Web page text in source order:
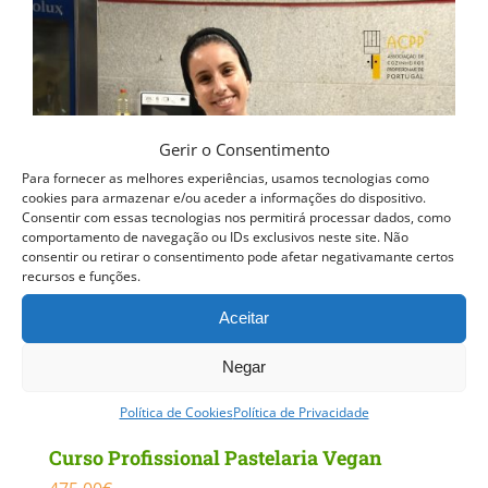
Gerir o Consentimento
Para fornecer as melhores experiências, usamos tecnologias como
cookies para armazenar e/ou aceder a informações do dispositivo.
Consentir com essas tecnologias nos permitirá processar dados, como
comportamento de navegação ou IDs exclusivos neste site. Não
consentir ou retirar o consentimento pode afetar negativamante certos
recursos e funções.
Aceitar
Negar
Política de CookiesPolítica de Privacidade
Curso Profissional Pastelaria Vegan